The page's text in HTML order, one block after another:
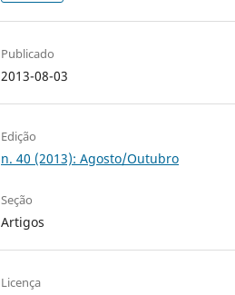
Publicado
2013-08-03
Edição
n. 40 (2013): Agosto/Outubro
Seção
Artigos
Licença